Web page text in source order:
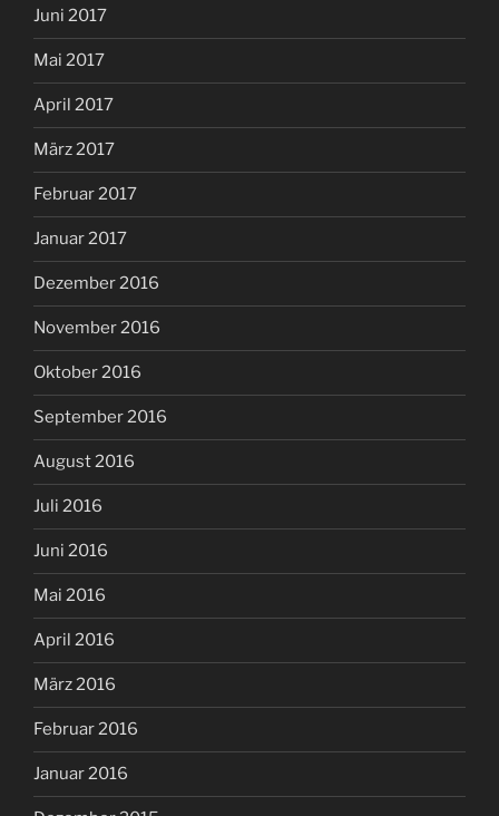
Juni 2017
Mai 2017
April 2017
März 2017
Februar 2017
Januar 2017
Dezember 2016
November 2016
Oktober 2016
September 2016
August 2016
Juli 2016
Juni 2016
Mai 2016
April 2016
März 2016
Februar 2016
Januar 2016